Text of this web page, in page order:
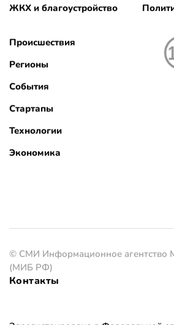
ЖКХ и благоустройство
Происшествия
Регионы
События
Стартапы
Технологии
Экономика
© СМИ Информационное агентство
(МИБ РФ)
Контакты